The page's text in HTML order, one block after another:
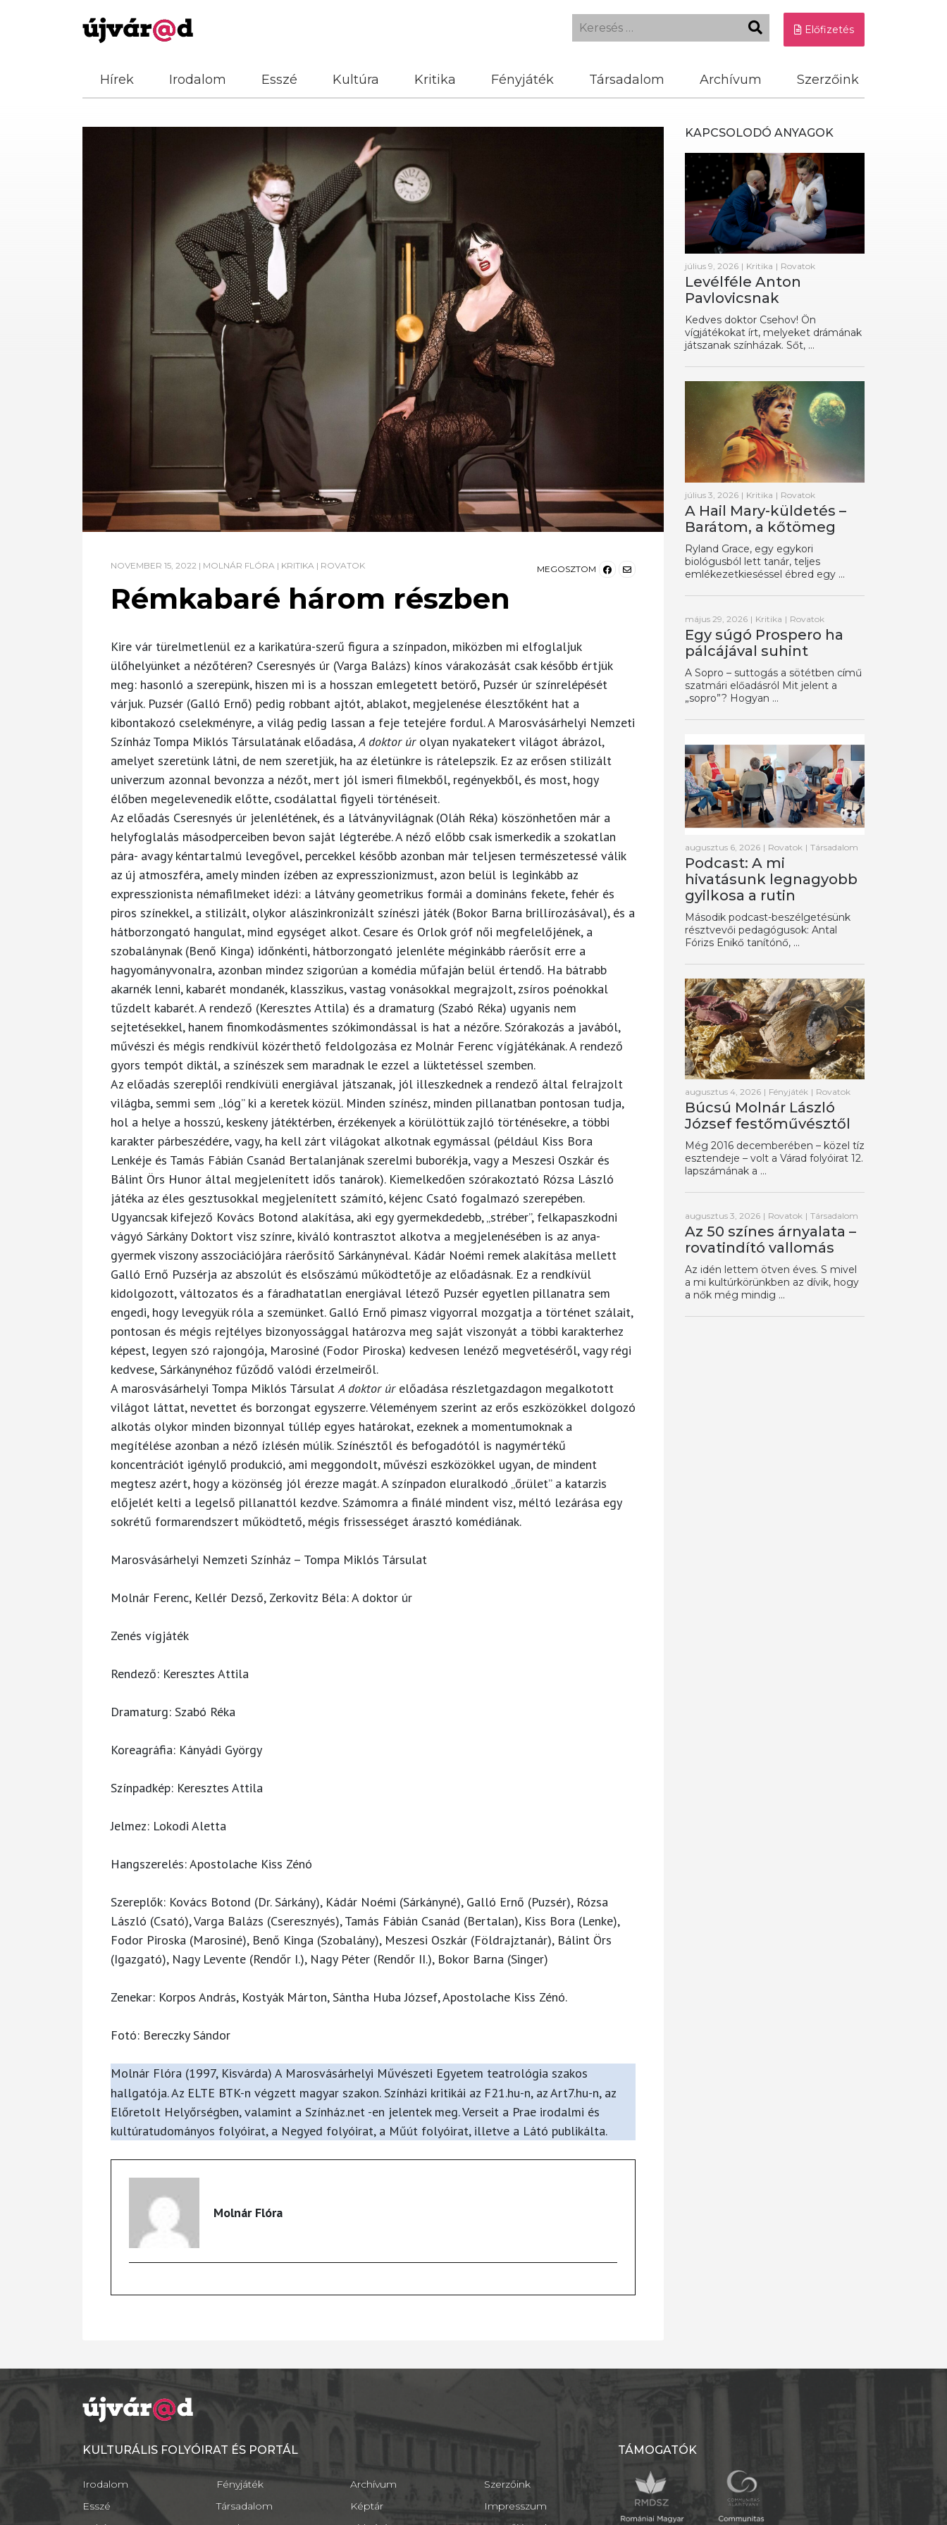
Előfizetés
Hírek Irodalom Esszé Kultúra Kritika Fényjáték Társadalom Archívum Szerzőink
NOVEMBER 15, 2022 | MOLNÁR FLÓRA | KRITIKA | ROVATOK MEGOSZTOM
Rémkabaré három részben
Kire vár türelmetlenül ez a karikatúra-szerű figura a színpadon, miközben mi elfoglaljuk
ülőhelyünket a nézőtéren? Cseresnyés úr (Varga Balázs) kínos várakozását csak később értjük
meg: hasonló a szerepünk, hiszen mi is a hosszan emlegetett betörő, Puzsér úr színrelépését
várjuk. Puzsér (Galló Ernő) pedig robbant ajtót, ablakot, megjelenése élesztőként hat a
kibontakozó cselekményre, a világ pedig lassan a feje tetejére fordul. A Marosvásárhelyi Nemzeti
Színház Tompa Miklós Társulatának előadása,A doktor úrolyan nyakatekert világot ábrázol,
amelyet szeretünk látni, de nem szeretjük, ha az életünkre is rátelepszik. Ez az erősen stilizált
univerzum azonnal bevonzza a nézőt, mert jól ismeri filmekből, regényekből, és most, hogy
élőben megelevenedik előtte, csodálattal figyeli történéseit.
Az előadás Cseresnyés úr jelenlétének, és a látványvilágnak (Oláh Réka) köszönhetően már a
helyfoglalás másodperceiben bevon saját légterébe. A néző előbb csak ismerkedik a szokatlan
pára- avagy kéntartalmú levegővel, percekkel később azonban már teljesen természetessé válik
az új atmoszféra, amely minden ízében az expresszionizmust, azon belül is leginkább az
expresszionista némafilmeket idézi: a látvány geometrikus formái a domináns fekete, fehér és
piros színekkel, a stilizált, olykor alászinkronizált színészi játék (Bokor Barna brillírozásával), és a
hátborzongató hangulat, mind egységet alkot. Cesare és Orlok gróf női megfelelőjének, a
szobalánynak (Benő Kinga) időnkénti, hátborzongató jelenléte méginkább ráerősít erre a
hagyományvonalra, azonban mindez szigorúan a komédia műfaján belül értendő. Ha bátrabb
akarnék lenni, kabarét mondanék, klasszikus, vastag vonásokkal megrajzolt, zsíros poénokkal
tűzdelt kabarét. A rendező (Keresztes Attila) és a dramaturg (Szabó Réka) ugyanis nem
sejtetésekkel, hanem finomkodásmentes szókimondással is hat a nézőre. Szórakozás a javából,
művészi és mégis rendkívül közérthető feldolgozása ez Molnár Ferenc vígjátékának. A rendező
gyors tempót diktál, a színészek sem maradnak le ezzel a lüktetéssel szemben.
Az előadás szereplői rendkívüli energiával játszanak, jól illeszkednek a rendező által felrajzolt
világba, semmi sem „lóg” ki a keretek közül. Minden színész, minden pillanatban pontosan tudja,
hol a helye a hosszú, keskeny játéktérben, érzékenyek a körülöttük zajló történésekre, a többi
karakter párbeszédére, vagy, ha kell zárt világokat alkotnak egymással (például Kiss Bora
Lenkéje és Tamás Fábián Csanád Bertalanjának szerelmi buborékja, vagy a Meszesi Oszkár és
Bálint Örs Hunor által megjelenített idős tanárok). Kiemelkedően szórakoztató Rózsa László
játéka az éles gesztusokkal megjelenített számító, kéjenc Csató fogalmazó szerepében.
Ugyancsak kifejező Kovács Botond alakítása, aki egy gyermekdedebb, „stréber”, felkapaszkodni
vágyó Sárkány Doktort visz színre, kiváló kontrasztot alkotva a megjelenésében is az anya-
gyermek viszony asszociációjára ráerősítő Sárkánynéval. Kádár Noémi remek alakítása mellett
Galló Ernő Puzsérja az abszolút és elsőszámú működtetője az előadásnak. Ez a rendkívül
kidolgozott, változatos és a fáradhatatlan energiával létező Puzsér egyetlen pillanatra sem
engedi, hogy levegyük róla a szemünket. Galló Ernő pimasz vigyorral mozgatja a történet szálait,
pontosan és mégis rejtélyes bizonyossággal határozva meg saját viszonyát a többi karakterhez
képest, legyen szó rajongója, Marosiné (Fodor Piroska) kedvesen lenéző megvetéséről, vagy régi
kedvese, Sárkánynéhoz fűződő valódi érzelmeiről.
A marosvásárhelyi Tompa Miklós TársulatA doktor úrelőadása részletgazdagon megalkotott
világot láttat, nevettet és borzongat egyszerre. Véleményem szerint az erős eszközökkel dolgozó
alkotás olykor minden bizonnyal túllép egyes határokat, ezeknek a momentumoknak a
megítélése azonban a néző ízlésén múlik. Színésztől és befogadótól is nagymértékű
koncentrációt igénylő produkció, ami meggondolt, művészi eszközökkel ugyan, de mindent
megtesz azért, hogy a közönség jól érezze magát. A színpadon eluralkodó „őrület” a katarzis
előjelét kelti a legelső pillanattól kezdve. Számomra a finálé mindent visz, méltó lezárása egy
sokrétű formarendszert működtető, mégis frissességet árasztó komédiának.
Marosvásárhelyi Nemzeti Színház – Tompa Miklós Társulat
Molnár Ferenc, Kellér Dezső, Zerkovitz Béla: A doktor úr
Zenés vígjáték
Rendező: Keresztes Attila
Dramaturg: Szabó Réka
Koreagráfia: Kányádi György
Színpadkép: Keresztes Attila
Jelmez: Lokodi Aletta
Hangszerelés: Apostolache Kiss Zénó
Szereplők: Kovács Botond (Dr. Sárkány), Kádár Noémi (Sárkányné), Galló Ernő (Puzsér), Rózsa
László (Csató), Varga Balázs (Cseresznyés), Tamás Fábián Csanád (Bertalan), Kiss Bora (Lenke),
Fodor Piroska (Marosiné), Benő Kinga (Szobalány), Meszesi Oszkár (Földrajztanár), Bálint Örs
(Igazgató), Nagy Levente (Rendőr I.), Nagy Péter (Rendőr II.), Bokor Barna (Singer)
Zenekar: Korpos András, Kostyák Márton, Sántha Huba József, Apostolache Kiss Zénó.
Fotó: Bereczky Sándor
Molnár Flóra (1997, Kisvárda) A Marosvásárhelyi Művészeti Egyetem teatrológia szakos
hallgatója. Az ELTE BTK-n végzett magyar szakon. Színházi kritikái az F21.hu-n, az Art7.hu-n, az
Előretolt Helyőrségben, valamint a Színház.net -en jelentek meg. Verseit a Prae irodalmi és
kultúratudományos folyóirat, a Negyed folyóirat, a Műút folyóirat, illetve a Látó publikálta.
Molnár Flóra
KAPCSOLODÓ ANYAGOK
július 9, 2026 | Kritika | Rovatok
Levélféle Anton
Pavlovicsnak
Kedves doktor Csehov! Ön
vígjátékokat írt, melyeket drámának
játszanak színházak. Sőt, ...
július 3, 2026 | Kritika | Rovatok
A Hail Mary-küldetés –
Barátom, a kőtömeg
Ryland Grace, egy egykori
biológusból lett tanár, teljes
emlékezetkieséssel ébred egy ...
május 29, 2026 | Kritika | Rovatok
Egy súgó Prospero ha
pálcájával suhint
A Sopro – suttogás a sötétben című
szatmári előadásról Mit jelent a
„sopro”? Hogyan ...
augusztus 6, 2026 | Rovatok | Társadalom
Podcast: A mi
hivatásunk legnagyobb
gyilkosa a rutin
Második podcast-beszélgetésünk
résztvevői pedagógusok: Antal
Fórizs Enikő tanítónő, ...
augusztus 4, 2026 | Fényjáték | Rovatok
Búcsú Molnár László
József festőművésztől
Még 2016 decemberében – közel tíz
esztendeje – volt a Várad folyóirat 12.
lapszámának a ...
augusztus 3, 2026 | Rovatok | Társadalom
Az 50 színes árnyalata –
rovatindító vallomás
Az idén lettem ötven éves. S mivel
a mi kultúrkörünkben az dívik, hogy
a nők még mindig ...
KULTURÁLIS FOLYÓIRAT ÉS PORTÁL
Irodalom
Esszé
Fényjáték
Társadalom
Archívum
Képtár
Szerzőink
Impresszum
TÁMOGATÓK